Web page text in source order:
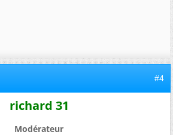
#4
richard 31
Modérateur